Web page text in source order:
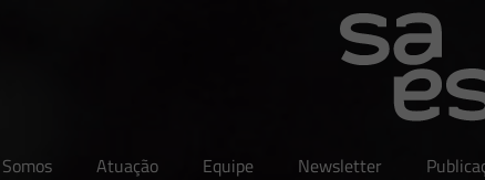
Atuação Equipe Newsletter